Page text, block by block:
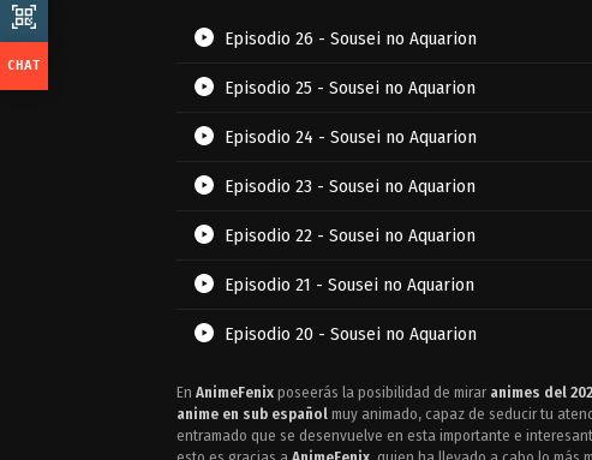
Episodio 26 - Sousei no Aquarion
Episodio 25 - Sousei no Aquarion
Episodio 24 - Sousei no Aquarion
Episodio 23 - Sousei no Aquarion
Episodio 22 - Sousei no Aquarion
Episodio 21 - Sousei no Aquarion
Episodio 20 - Sousei no Aquarion
Episodio 19 - Sousei no Aquarion
Episodio 18 - Sousei no Aquarion
En AnimeFenix poseerás la posibilidad de mirar animes del
anime en sub español muy animado, capaz de seducir tu
entramado que se desenvuelve en esta importante e